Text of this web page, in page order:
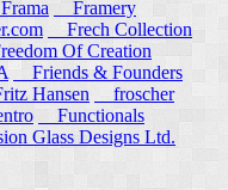
Framery
Frech Collection
Of Creation
Friends & Founders
Hansen
froscher
Functionals
Glass Designs Ltd.